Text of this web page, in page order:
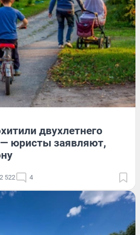
двухлетнего
юристы заявляют,
2 522 4